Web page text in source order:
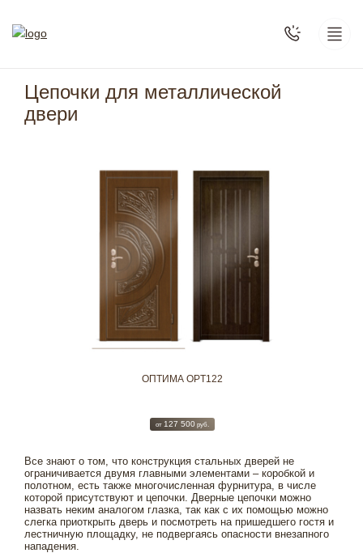
Цепочки для металлической
двери
ОПТИМА OPT122
от 127 500руб.
Все знают о том, что конструкция стальных дверей не
ограничивается двумя главными элементами – коробкой и
полотном, есть также многочисленная фурнитура, в числе
которой присутствуют и цепочки. Дверные цепочки можно
назвать неким аналогом глазка, так как с их помощью можно
слегка приоткрыть дверь и посмотреть на пришедшего гостя и
лестничную площадку, не подвергаясь опасности внезапного
нападения.